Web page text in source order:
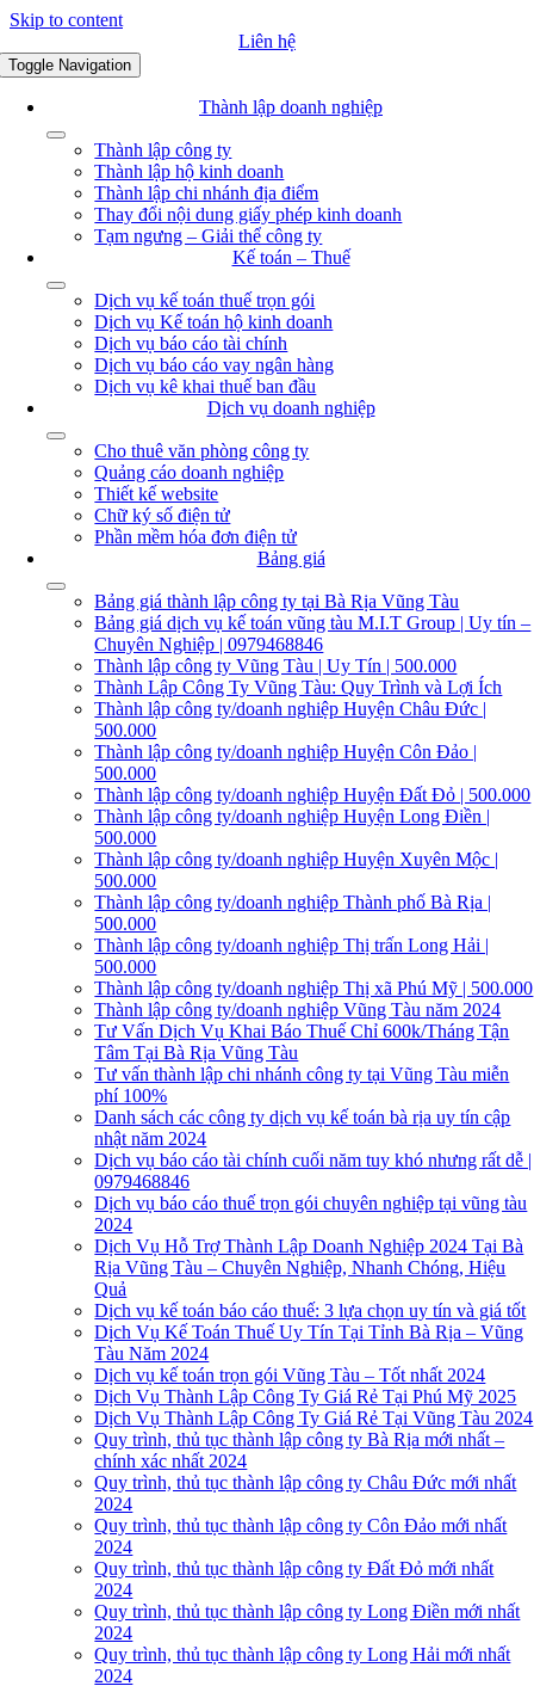
Skip to content
Liên hệ
Toggle Navigation
Thành lập doanh nghiệp
Thành lập công ty
Thành lập hộ kinh doanh
Thành lập chi nhánh địa điểm
Thay đổi nội dung giấy phép kinh doanh
Tạm ngưng – Giải thể công ty
Kế toán – Thuế
Dịch vụ kế toán thuế trọn gói
Dịch vụ Kế toán hộ kinh doanh
Dịch vụ báo cáo tài chính
Dịch vụ báo cáo vay ngân hàng
Dịch vụ kê khai thuế ban đầu
Dịch vụ doanh nghiệp
Cho thuê văn phòng công ty
Quảng cáo doanh nghiệp
Thiết kế website
Chữ ký số điện tử
Phần mềm hóa đơn điện tử
Bảng giá
Bảng giá thành lập công ty tại Bà Rịa Vũng Tàu
Bảng giá dịch vụ kế toán vũng tàu M.I.T Group | Uy tín –
Chuyên Nghiệp | 0979468846
Thành lập công ty Vũng Tàu | Uy Tín | 500.000
Thành Lập Công Ty Vũng Tàu: Quy Trình và Lợi Ích
Thành lập công ty/doanh nghiệp Huyện Châu Đức |
500.000
Thành lập công ty/doanh nghiệp Huyện Côn Đảo |
500.000
Thành lập công ty/doanh nghiệp Huyện Đất Đỏ | 500.000
Thành lập công ty/doanh nghiệp Huyện Long Điền |
500.000
Thành lập công ty/doanh nghiệp Huyện Xuyên Mộc |
500.000
Thành lập công ty/doanh nghiệp Thành phố Bà Rịa |
500.000
Thành lập công ty/doanh nghiệp Thị trấn Long Hải |
500.000
Thành lập công ty/doanh nghiệp Thị xã Phú Mỹ | 500.000
Thành lập công ty/doanh nghiệp Vũng Tàu năm 2024
Tư Vấn Dịch Vụ Khai Báo Thuế Chỉ 600k/Tháng Tận
Tâm Tại Bà Rịa Vũng Tàu
Tư vấn thành lập chi nhánh công ty tại Vũng Tàu miễn
phí 100%
Danh sách các công ty dịch vụ kế toán bà rịa uy tín cập
nhật năm 2024
Dịch vụ báo cáo tài chính cuối năm tuy khó nhưng rất dễ |
0979468846
Dịch vụ báo cáo thuế trọn gói chuyên nghiệp tại vũng tàu
2024
Dịch Vụ Hỗ Trợ Thành Lập Doanh Nghiệp 2024 Tại Bà
Rịa Vũng Tàu – Chuyên Nghiệp, Nhanh Chóng, Hiệu
Quả
Dịch vụ kế toán báo cáo thuế: 3 lựa chọn uy tín và giá tốt
Dịch Vụ Kế Toán Thuế Uy Tín Tại Tỉnh Bà Rịa – Vũng
Tàu Năm 2024
Dịch vụ kế toán trọn gói Vũng Tàu – Tốt nhất 2024
Dịch Vụ Thành Lập Công Ty Giá Rẻ Tại Phú Mỹ 2025
Dịch Vụ Thành Lập Công Ty Giá Rẻ Tại Vũng Tàu 2024
Quy trình, thủ tục thành lập công ty Bà Rịa mới nhất –
chính xác nhất 2024
Quy trình, thủ tục thành lập công ty Châu Đức mới nhất
2024
Quy trình, thủ tục thành lập công ty Côn Đảo mới nhất
2024
Quy trình, thủ tục thành lập công ty Đất Đỏ mới nhất
2024
Quy trình, thủ tục thành lập công ty Long Điền mới nhất
2024
Quy trình, thủ tục thành lập công ty Long Hải mới nhất
2024